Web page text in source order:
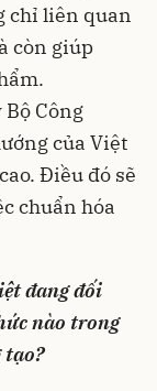
chỉ liên quan
còn giúp
Công
của Việt
Điều đó sẽ
chuẩn hóa
đang đối
nào trong
tạo?